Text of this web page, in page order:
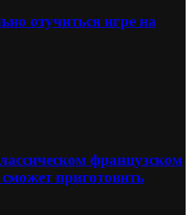
отучиться игре на
французском
приготовить